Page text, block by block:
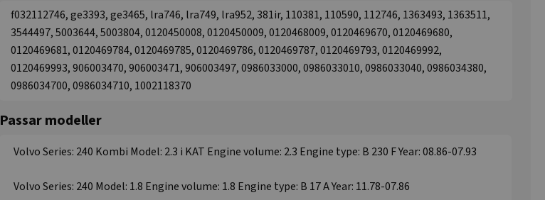
f032112746, ge3393, ge3465, lra746, lra749, lra952, 381ir, 110381, 110590, 112746, 1363493, 1363511,
3544497, 5003644, 5003804, 0120450008, 0120450009, 0120468009, 0120469670, 0120469680,
0120469681, 0120469784, 0120469785, 0120469786, 0120469787, 0120469793, 0120469992,
0120469993, 906003470, 906003471, 906003497, 0986033000, 0986033010, 0986033040, 0986034380,
0986034700, 0986034710, 1002118370
Passar modeller
Volvo Series: 240 Kombi Model: 2.3 i KAT Engine volume: 2.3 Engine type: B 230 F Year: 08.86-07.93
Volvo Series: 240 Model: 1.8 Engine volume: 1.8 Engine type: B 17 A Year: 11.78-07.86